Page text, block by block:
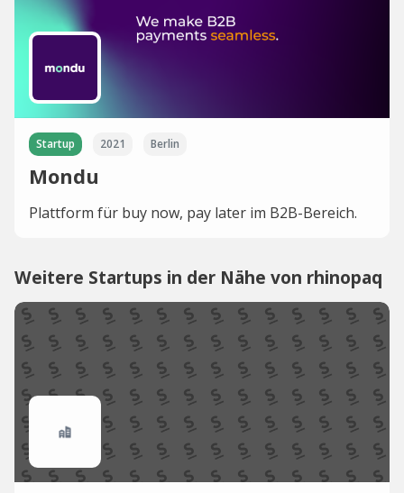
Startup 2021 Berlin
Mondu
Plattform für buy now, pay later im B2B-Bereich.
Weitere Startups in der Nähe von rhinopaq